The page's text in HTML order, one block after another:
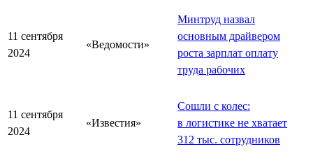
11 сентября
2024
«Ведомости»
Минтруд назвал
основным драйвером
роста зарплат оплату
труда рабочих
11 сентября
2024
«Известия»
Сошли с колес:
в логистике не хватает
312 тыс. сотрудников